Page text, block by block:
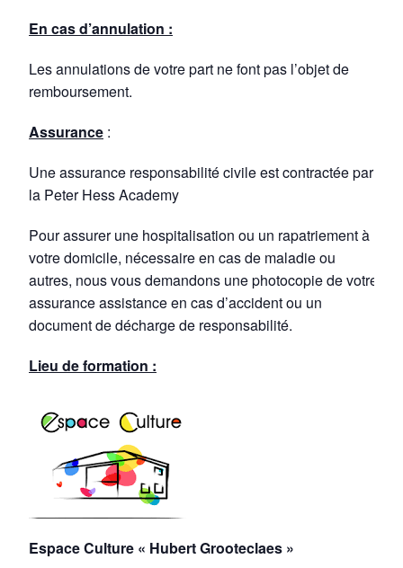
En cas d’annulation :
Les annulations de votre part ne font pas l’objet de
remboursement.
Assurance :
Une assurance responsabilité civile est contractée par
la Peter Hess Academy
Pour assurer une hospitalisation ou un rapatriement à
votre domicile, nécessaire en cas de maladie ou
autres, nous vous demandons une photocopie de votre
assurance assistance en cas d’accident ou un
document de décharge de responsabilité.
Lieu de formation :
Espace Culture « Hubert Grooteclaes »